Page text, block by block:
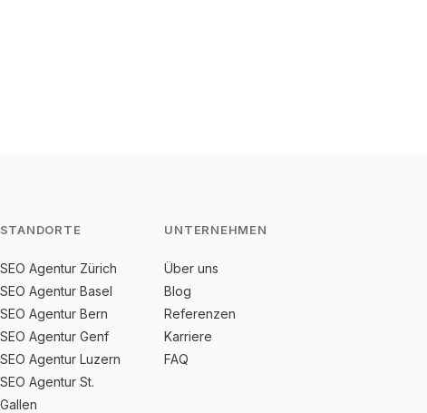
STANDORTE
SEO Agentur Zürich
SEO Agentur Basel
SEO Agentur Bern
SEO Agentur Genf
SEO Agentur Luzern
SEO Agentur St.
Gallen
UNTERNEHMEN
Über uns
Blog
Referenzen
Karriere
FAQ